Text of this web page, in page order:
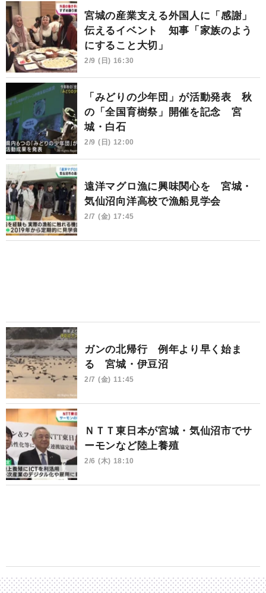
宮城の産業支える外国人に「感謝」
伝えるイベント 知事「家族のよう
にすること大切」
2/9 (日) 16:30
「みどりの少年団」が活動発表 秋
の「全国育樹祭」開催を記念 宮
城・白石
2/9 (日) 12:00
遠洋マグロ漁に興味関心を 宮城・
気仙沼向洋高校で漁船見学会
2/7 (金) 17:45
ガンの北帰行 例年より早く始ま
る 宮城・伊豆沼
2/7 (金) 11:45
ＮＴＴ東日本が宮城・気仙沼市でサ
ーモンなど陸上養殖
2/6 (木) 18:10